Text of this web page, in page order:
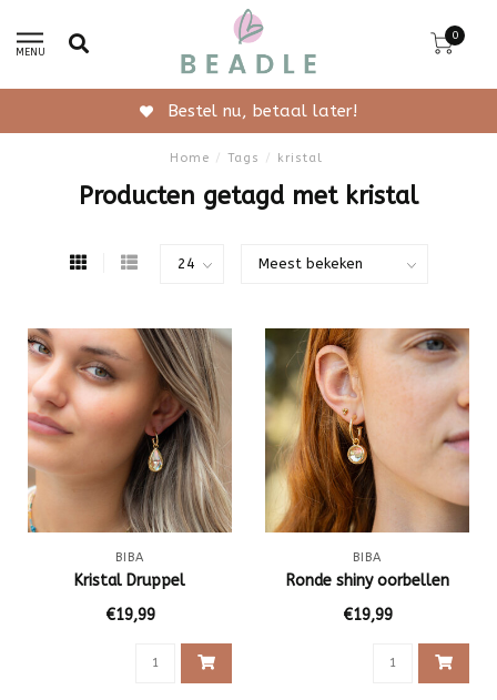
MENU
0
Bestel nu, betaal later!
Home / Tags / kristal
Producten getagd met kristal
BIBA
Kristal Druppel
€19,99
BIBA
Ronde shiny oorbellen
€19,99